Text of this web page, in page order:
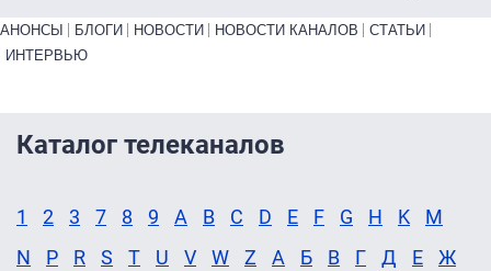
Primary links bottom
АНОНСЫ БЛОГИ НОВОСТИ НОВОСТИ КАНАЛОВ
СТАТЬИ
ИНТЕРВЬЮ
Каталог телеканалов
1 2 3 7 8 9 A B C D E F G H K
M
N
P R S T U V W Z А Б В Г Д Е
Ж